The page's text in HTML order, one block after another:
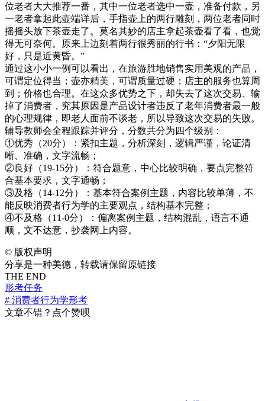
位老者大大推荐一番，其中一位老者选中一壶，准备付款，另
一老者拿起此壶端详后，手指壶上的两行雕刻，两位老者同时
摇摇头放下茶壶走了。莫名其妙的店主拿起茶壶看了看，也觉
得无可奈何。原来上边刻着两行很秀丽的行书：“夕阳无限
好，只是近黄昏。”
通过这小小一例可以看出，在旅游胜地销售实用美观的产品，
可谓定位得当；壶亦精美，可谓质量过硬；店主的服务也算周
到；价格也合理。在这众多优势之下，却失去了这次交易、输
掉了消费者，究其原因是产品设计者违反了老年消费者最一般
的心理规律，即老人面前不谈老，所以导致这次交易的失败。
辅导教师会全程跟踪并评分，分数共分为四个级别：
①优秀（20分）：紧扣主题，分析深刻，逻辑严谨，论证清
晰、准确，文字流畅；
②良好（19-15分）：符合题意，中心比较明确，要点完整符
合基本要求，文字通畅；
③及格（14-12分）：基本符合案例主题，内容比较单薄，不
能反映消费者行为学的主要观点，结构基本完整；
④不及格（11-0分）：偏离案例主题，结构混乱，语言不通
顺，文不达意，抄袭网上内容。
© 版权声明
分享是一种美德，转载请保留原链接
THE END
形考任务
# 消费者行为学形考
文章不错？点个赞呗